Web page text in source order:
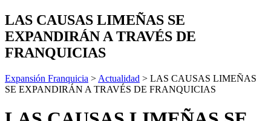
LAS CAUSAS LIMEÑAS SE
EXPANDIRÁN A TRAVÉS DE
FRANQUICIAS
Expansión Franquicia > Actualidad > LAS CAUSAS LIMEÑAS
SE EXPANDIRÁN A TRAVÉS DE FRANQUICIAS